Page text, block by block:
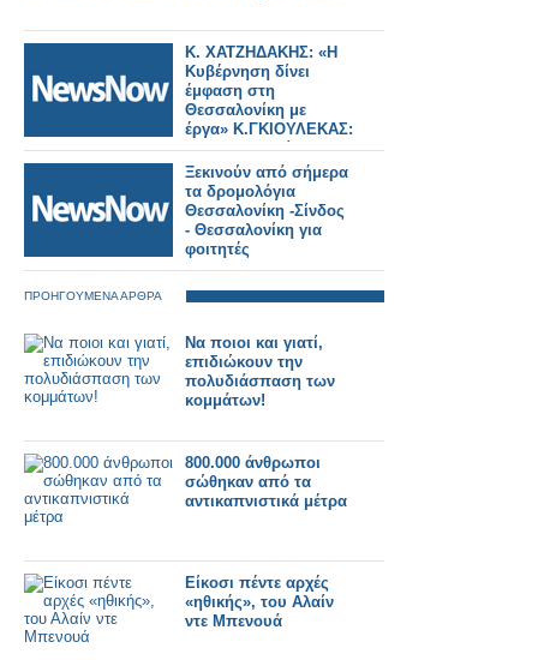
Κ. ΧΑΤΖΗΔΑΚΗΣ: «Η
Κυβέρνηση δίνει
έμφαση στη
Θεσσαλονίκη με
έργα» Κ.ΓΚΙΟΥΛΕΚΑΣ:
«Η Θεσσαλονίκη
αλλάζει σελίδα»
Ξεκινούν από σήμερα
τα δρομολόγια
Θεσσαλονίκη -Σίνδος
- Θεσσαλονίκη για
φοιτητές
ΠΡΟΗΓΟΥΜΕΝΑ ΑΡΘΡΑ
Να ποιοι και γιατί,
επιδιώκουν την
πολυδιάσπαση των
κομμάτων!
800.000 άνθρωποι
σώθηκαν από τα
αντικαπνιστικά μέτρα
Είκοσι πέντε αρχές
«ηθικής», του Αλαίν
ντε Μπενουά